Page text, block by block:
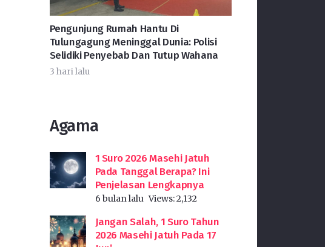
Pengunjung Rumah Hantu Di
Tulungagung Meninggal Dunia: Polisi
Selidiki Penyebab Dan Tutup Wahana
3 hari lalu
Agama
1 Suro 2026 Masehi Jatuh
Pada Tanggal Berapa? Ini
Penjelasan Lengkapnya
6 bulan lalu Views:2,132
Jangan Salah, 1 Suro Tahun
2026 Masehi Jatuh Pada 17